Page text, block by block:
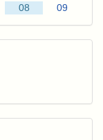
08 09